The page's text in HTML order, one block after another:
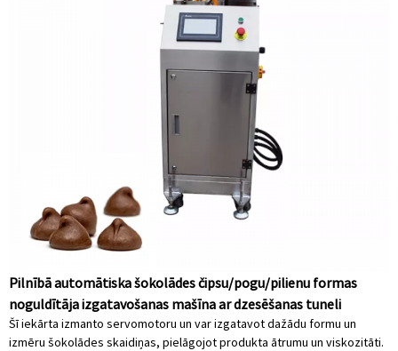
Pilnībā automātiska šokolādes čipsu/pogu/pilienu formas
noguldītāja izgatavošanas mašīna ar dzesēšanas tuneli
Šī iekārta izmanto servomotoru un var izgatavot dažādu formu un
izmēru šokolādes skaidiņas, pielāgojot produkta ātrumu un viskozitāti.